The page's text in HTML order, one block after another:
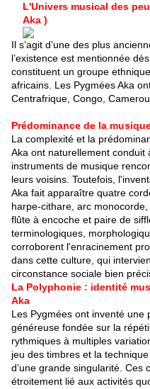
L'Univers musical des
Aka )
Il s’agit d’une des plus
l’existence est mentionnée
constituent un groupe
africains. Les Pygmées Aka
Centrafrique, Congo,
Prédominance de la
La complexité et la
Aka ont naturellement conduit
instruments de musique
leurs voisins. Toutefois,
Aka fait apparaître quatre
harpe-cithare, arc
flûte à encoche et paire de
terminologiques,
corroborent l'enracinement
dans cette culture, qui
circonstance sociale bien
La Polyphonie : identité
Aka
Les Pygmées ont inventé une
généreuse fondée sur la
rythmiques à multiples
jeu des timbres et la
d’une grande singularité. Ces
étroitement lié aux activités